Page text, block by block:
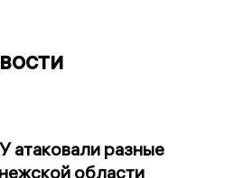
атаковали разные
области